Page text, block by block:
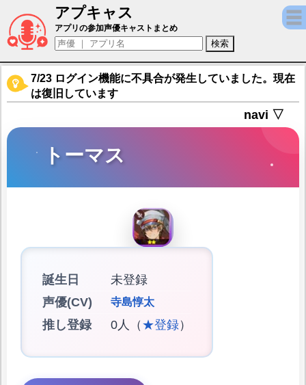
アプキャス
トーマス（声優：寺島惇太)【英雄伝説ガガ
アプリの参加声優キャストまとめ
7/23 ログイン機能に不具合が発生していました。現在
は復旧しています
navi ▽
トーマス
誕生日
未登録
声優(CV)
寺島惇太
推し登録 0人（ ★登録）